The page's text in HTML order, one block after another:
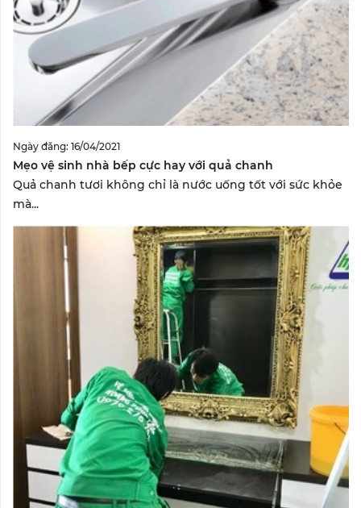
Ngày đăng: 16/04/2021
Mẹo vệ sinh nhà bếp cực hay với quả chanh
Quả chanh tươi không chỉ là nước uống tốt với sức khỏe
mà...